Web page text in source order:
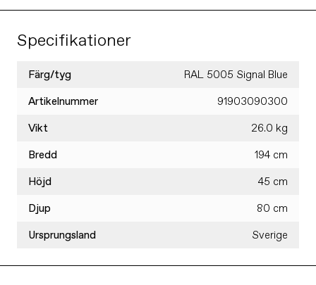
Specifikationer
Färg/tyg RAL 5005 Signal Blue
Artikelnummer 91903090300
Vikt 26.0 kg
Bredd 194 cm
Höjd 45 cm
Djup 80 cm
Ursprungsland Sverige